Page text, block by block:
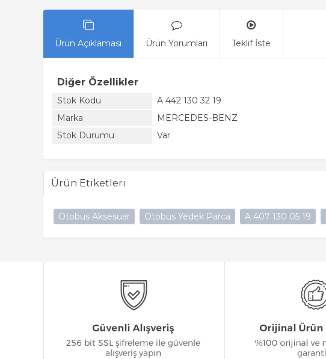
Ürün Açıklaması Ürün Yorumları Teklif İste
Diğer Özellikler
Stok Kodu
A 442 130 32 19
Marka
MERCEDES-BENZ
Stok Durumu
Var
Ürün Etiketleri
Otobus Aksesuar Otobus Yedek Parca A 407 130 05 19